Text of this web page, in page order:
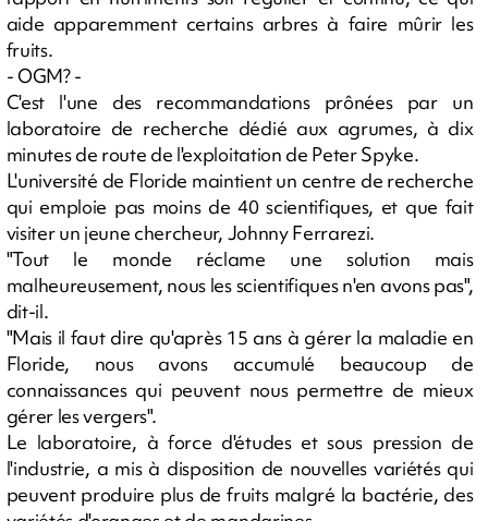
aide apparemment certains arbres à faire mûrir les
fruits.
- OGM? -
C'est l'une des recommandations prônées par un
laboratoire de recherche dédié aux agrumes, à dix
minutes de route de l'exploitation de Peter Spyke.
L'université de Floride maintient un centre de recherche
qui emploie pas moins de 40 scientifiques, et que fait
visiter un jeune chercheur, Johnny Ferrarezi.
"Tout le monde réclame une solution mais
malheureusement, nous les scientifiques n'en avons pas",
dit-il.
"Mais il faut dire qu'après 15 ans à gérer la maladie en
Floride, nous avons accumulé beaucoup de
connaissances qui peuvent nous permettre de mieux
gérer les vergers".
Le laboratoire, à force d'études et sous pression de
l'industrie, a mis à disposition de nouvelles variétés qui
peuvent produire plus de fruits malgré la bactérie, des